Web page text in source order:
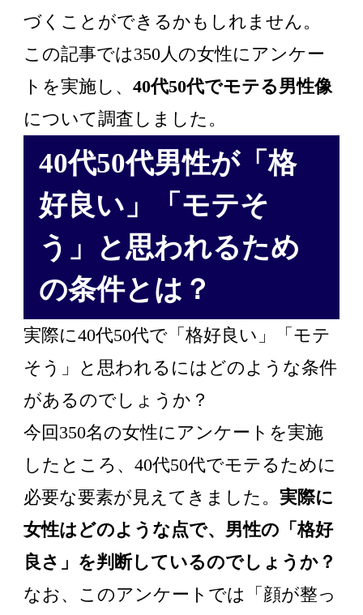
づくことができるかもしれません。
この記事では350人の女性にアンケー
トを実施し、 40代50代でモテる男性像
について調査しました。
40代50代男性が「格
好良い」「モテそ
う」と思われるため
の条件とは？
実際に40代50代で「格好良い」「モテ
そう」と思われるにはどのような条件
があるのでしょうか？
今回350名の女性にアンケートを実施
したところ、40代50代でモテるために
必要な要素が見えてきました。 実際に
女性はどのような点で、男性の「格好
良さ」を判断しているのでしょうか？
なお、このアンケートでは「顔が整っ